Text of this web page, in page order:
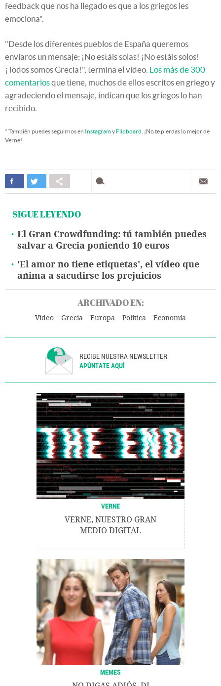
feedback que nos ha llegado es que a los griegos les
emociona".
"Desde los diferentes pueblos de España queremos
enviaros un mensaje: ¡No estáis solas! ¡No estáis solos!
¡Todos somos Grecia!", termina el vídeo. Los más de 300
comentariosque tiene, muchos de ellos escritos en griego y
agradeciendo el mensaje, indican que los griegos lo han
recibido.
* También puedes seguirnos en Instagramy Flipboard . ¡No te pierdas lo mejor de
Verne!
SIGUE LEYENDO
El Gran Crowdfunding: tú también puedes
salvar a Grecia poniendo 10 euros
'El amor no tiene etiquetas', el vídeo que
anima a sacudirse los prejuicios
ARCHIVADO EN:
Vídeo Grecia Europa Política Economía
RECIBE NUESTRA NEWSLETTER
APÚNTATE AQUÍ
VERNE
VERNE, NUESTRO GRAN
MEDIO DIGITAL
MEMES